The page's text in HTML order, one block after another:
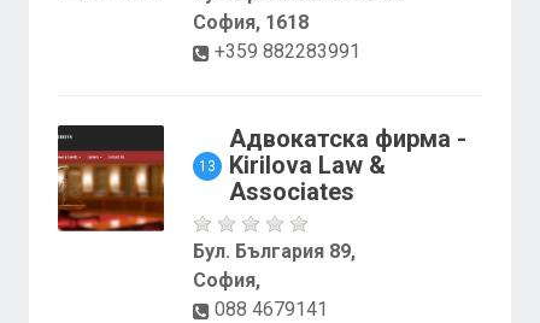
София, 1618
+359 882283991
13
Адвокатска фирма -
Kirilova Law &
Associates
Бул. България 89,
София,
088 4679141